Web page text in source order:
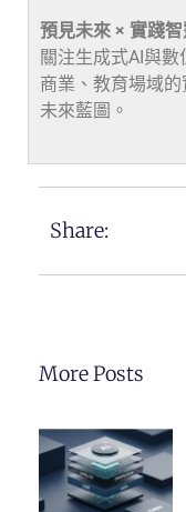
預見未來 × 實踐智
關注生成式AI與數
商業、教育場域
未來藍圖。
Share:
More Posts